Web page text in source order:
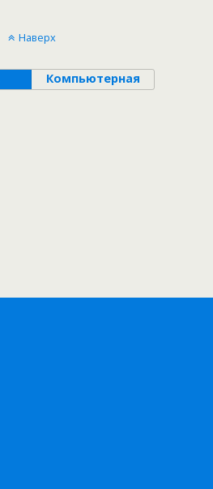
Наверх
Компьютерная